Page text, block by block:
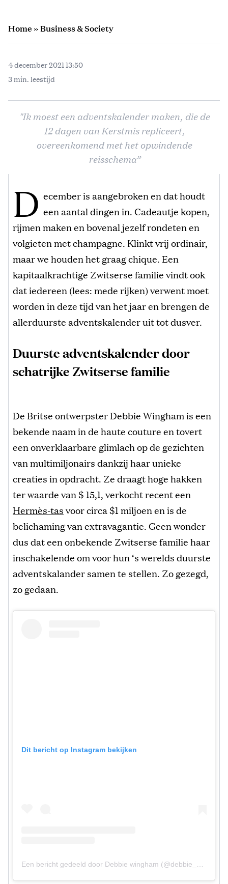
Home»Business & Society
4 december 2021 13:50
3 min. leestijd
"Ik moest een adventskalender maken, die de
12 dagen van Kerstmis repliceert,
overeenkomend met het opwindende
reisschema”
D ecember is aangebroken en dat houdt
een aantal dingen in. Cadeautje kopen,
rijmen maken en bovenal jezelf rondeten en
volgieten met champagne. Klinkt vrij ordinair,
maar we houden het graag chique. Een
kapitaalkrachtige Zwitserse familie vindt ook
dat iedereen (lees: mede rijken) verwent moet
worden in deze tijd van het jaar en brengen de
allerduurste adventskalender uit tot dusver.
Duurste adventskalender door
schatrijke Zwitserse familie
De Britse ontwerpster Debbie Wingham is een
bekende naam in de haute couture en tovert
een onverklaarbare glimlach op de gezichten
van multimiljonairs dankzij haar unieke
creaties in opdracht. Ze draagt hoge hakken
ter waarde van $ 15,1, verkocht recent een
Hermès-tasvoor circa $1 miljoen en is de
belichaming van extravagantie. Geen wonder
dus dat een onbekende Zwitserse familie haar
inschakelende om voor hun ‘s werelds duurste
adventskalander samen te stellen. Zo gezegd,
zo gedaan.
Dit bericht op Instagram bekijken
Een bericht gedeeld door Debbie wingham (@debbie_wingham)